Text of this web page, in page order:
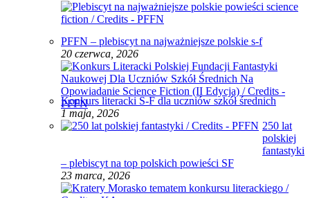
PFFN – plebiscyt na najważniejsze polskie s-f
20 czerwca, 2026
Konkurs literacki S-F dla uczniów szkół średnich
1 maja, 2026
250 lat
polskiej
fantastyki
– plebiscyt na top polskich powieści SF
23 marca, 2026